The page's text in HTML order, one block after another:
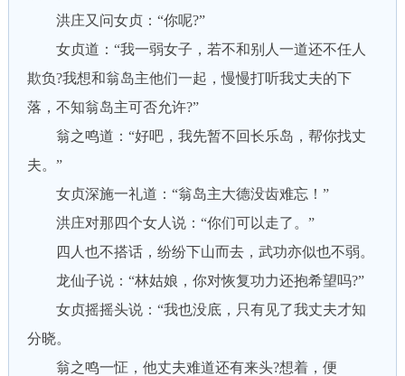
洪庄又问女贞：“你呢?”
女贞道：“我一弱女子，若不和别人一道还不任人
欺负?我想和翁岛主他们一起，慢慢打听我丈夫的下
落，不知翁岛主可否允许?”
翁之鸣道：“好吧，我先暂不回长乐岛，帮你找丈
夫。”
女贞深施一礼道：“翁岛主大德没齿难忘！”
洪庄对那四个女人说：“你们可以走了。”
四人也不搭话，纷纷下山而去，武功亦似也不弱。
龙仙子说：“林姑娘，你对恢复功力还抱希望吗?”
女贞摇摇头说：“我也没底，只有见了我丈夫才知
分晓。
翁之鸣一怔，他丈夫难道还有来头?想着，便